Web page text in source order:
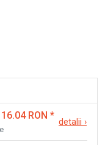
RON *
detalii ›